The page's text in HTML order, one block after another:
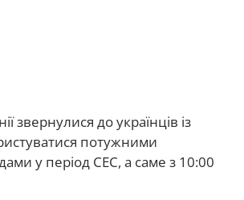
звернулися до українців із
потужними
у період СЕС, а саме з 10:00